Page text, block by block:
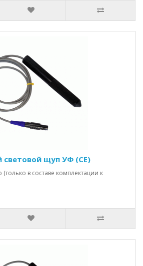
щуп УФ (CE)
в составе комплектации к